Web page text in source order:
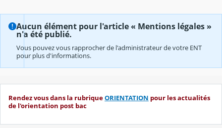
Aucun élément pour l'article « Mentions légales »
n'a été publié.
Vous pouvez vous rapprocher de l'administrateur de votre ENT
pour plus d'informations.
Rendez vous dans la rubriqueORIENTATION pour les actualités
de l'orientation post bac